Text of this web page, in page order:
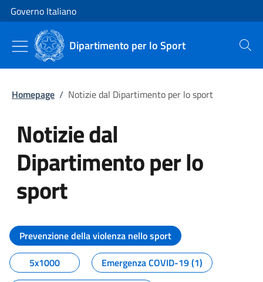
Vai al contenuto
Vai alla navigazione del sito
Governo Italiano
Dipartimento per lo Sport Cerca
Homepage / Notizie dal Dipartimento per lo sport
Notizie dal
Dipartimento per lo
sport
Tutti i contenuti della pagina
Prevenzione della violenza nello sport
5x1000
Emergenza COVID-19 (1)